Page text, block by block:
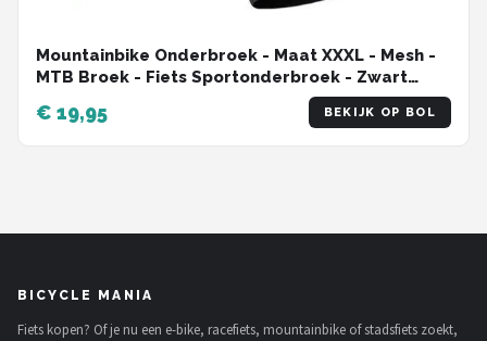
Mountainbike Onderbroek - Maat XXXL - Mesh -
MTB Broek - Fiets Sportonderbroek - Zwart
Blauw - Onderbroek met Zeem - 5D Gel Pad
Shockproof
€ 19,95 BEKIJK OP BOL
BICYCLE MANIA
Fiets kopen? Of je nu een e-bike, racefiets, mountainbike of stadsfiets zoekt,